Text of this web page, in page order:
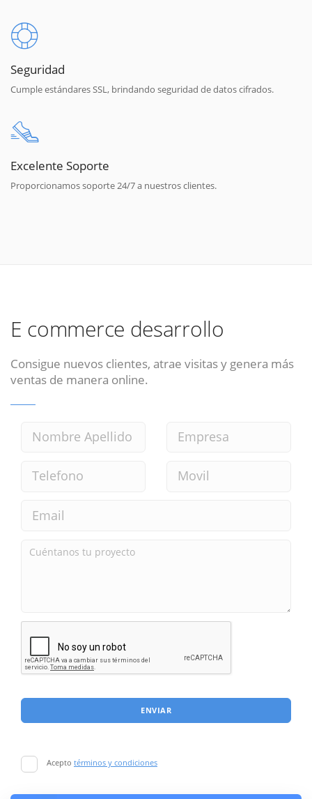
Seguridad
Cumple estándares SSL, brindando seguridad de datos cifrados.
Excelente Soporte
Proporcionamos soporte 24/7 a nuestros clientes.
E commerce desarrollo
Consigue nuevos clientes, atrae visitas y genera más
ventas de manera online.
ENVIAR
Acepto términos y condiciones